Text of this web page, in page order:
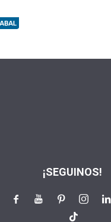
¡SEGUINOS!
    
